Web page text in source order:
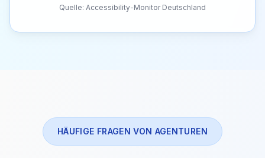
Quelle: Accessibility-Monitor Deutschland
HÄUFIGE FRAGEN VON AGENTUREN